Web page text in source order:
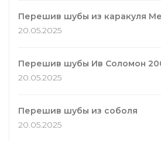
Перешив шубы из каракуля
20.05.2025
Перешив шубы Ив Соломон
20.05.2025
Перешив шубы из соболя
20.05.2025